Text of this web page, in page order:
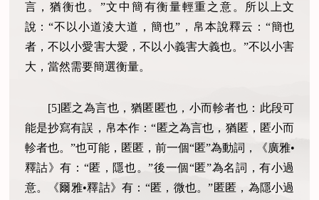
言，猶衡也。”文中簡有衡量輕重之意。所以上文
說：“不以小道淩大道，簡也”，帛本說釋云：“簡也
者，不以小愛害大愛，不以小義害大義也。”不以小害
大，當然需要簡選衡量。
[5]匿之為言也，猶匿匿也，小而軫者也：此段可
能是抄寫有誤，帛本作：“匿之為言也，猶匿，匿小而
軫者也。”也可能，匿匿，前一個“匿”為動詞，《廣雅•
釋詁》有：“匿，隱也。”後一個“匿”為名詞，有小過
意。《爾雅•釋詁》有：“匿，微也。”匿匿，為隱小過